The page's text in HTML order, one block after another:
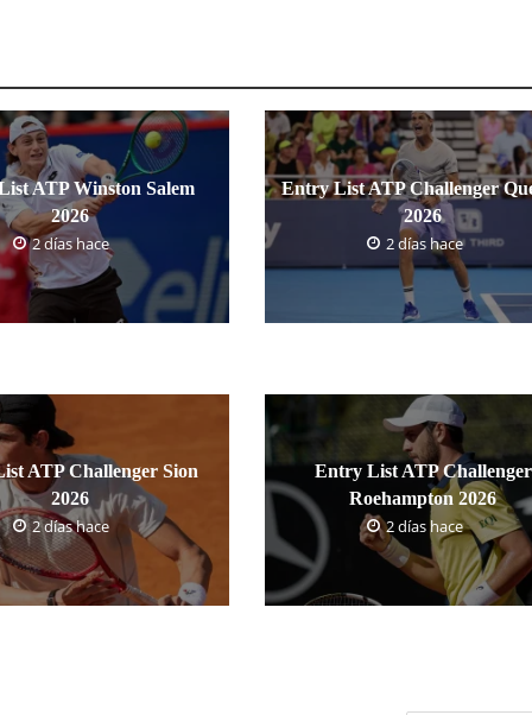
ATP Winston Salem
2026
2 días hace
Entry List ATP Challenger
2026
2 días hace
ATP Challenger Sion
2026
2 días hace
Entry List ATP Challenger
Roehampton 2026
2 días hace